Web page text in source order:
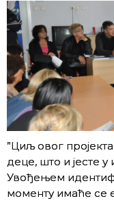
”Циљ овог
деце, што и јесте
Увођењем
моменту имаће се